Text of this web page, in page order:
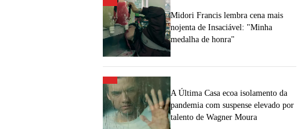
Midori Francis lembra cena mais
nojenta de Insaciável: "Minha
medalha de honra"
A Última Casa ecoa isolamento da
pandemia com suspense elevado por
talento de Wagner Moura